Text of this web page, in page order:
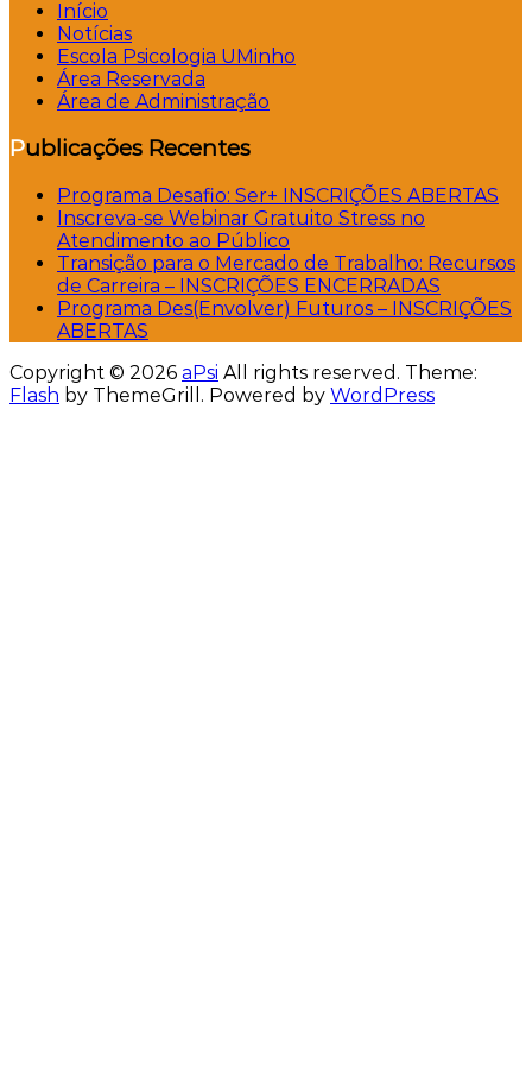
Início
Notícias
Escola Psicologia UMinho
Área Reservada
Área de Administração
Publicações Recentes
Programa Desafio: Ser+ INSCRIÇÕES ABERTAS
Inscreva-se Webinar Gratuito Stress no
Atendimento ao Público
Transição para o Mercado de Trabalho: Recursos
de Carreira – INSCRIÇÕES ENCERRADAS
Programa Des(Envolver) Futuros – INSCRIÇÕES
ABERTAS
Copyright © 2026 aPsi All rights reserved. Theme:
Flash by ThemeGrill. Powered by WordPress